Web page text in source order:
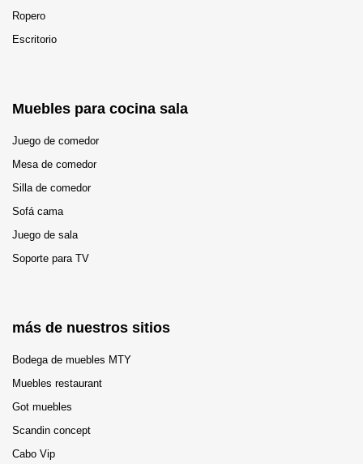
Ropero
Escritorio
Muebles para cocina sala
Juego de comedor
Mesa de comedor
Silla de comedor
Sofá cama
Juego de sala
Soporte para TV
más de nuestros sitios
Bodega de muebles MTY
Muebles restaurant
Got muebles
Scandin concept
Cabo Vip